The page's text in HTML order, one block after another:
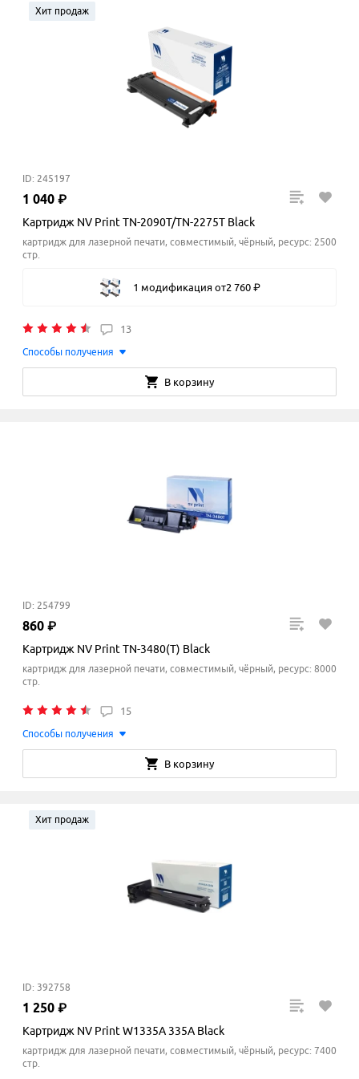
Хит продаж
ID: 245197
1 040 ₽
Картридж NV Print TN-2090T/TN-2275T Black
картридж для лазерной печати, совместимый, чёрный, ресурс: 2500
стр.
1 модификация от2 760 ₽
13
Способы получения
В корзину
ID: 254799
860 ₽
Картридж NV Print TN-3480(T) Black
картридж для лазерной печати, совместимый, чёрный, ресурс: 8000
стр.
15
Способы получения
В корзину
Хит продаж
ID: 392758
1 250 ₽
Картридж NV Print W1335A 335A Black
картридж для лазерной печати, совместимый, чёрный, ресурс: 7400
стр.